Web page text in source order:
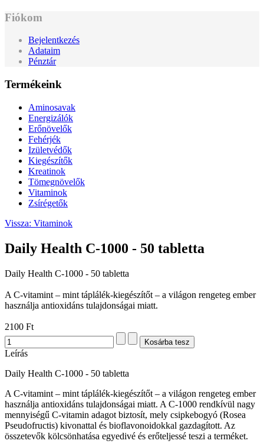
Fiókom
Bejelentkezés
Adataim
Pénztár
Termékeink
Aminosavak
Energizálók
Erőnövelők
Fehérjék
Izületvédők
Kiegészítők
Kreatinok
Tömegnövelők
Vitaminok
Zsírégetők
Vissza: Vitaminok
Daily Health C-1000 - 50 tabletta
Daily Health C-1000 - 50 tabletta
A C-vitamint – mint táplálék-kiegészítőt – a világon rengeteg ember
használja antioxidáns tulajdonságai miatt.
2100 Ft
Leírás
Daily Health C-1000 - 50 tabletta
A C-vitamint – mint táplálék-kiegészítőt – a világon rengeteg ember
használja antioxidáns tulajdonságai miatt. A C-1000 rendkívül nagy
mennyiségű C-vitamin adagot biztosít, mely csipkebogyó (Rosea
Pseudofructis) kivonattal és bioflavonoidokkal gazdagított. Az
összetevők kölcsönhatása egyedivé és erőteljessé teszi a terméket.